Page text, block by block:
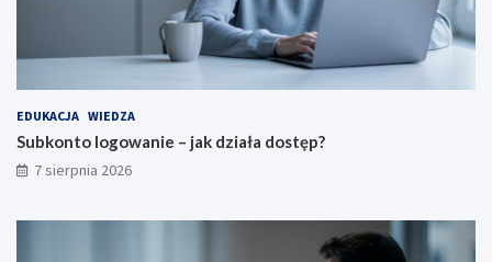
EDUKACJA WIEDZA
Subkonto logowanie – jak działa dostęp?
7 sierpnia 2026